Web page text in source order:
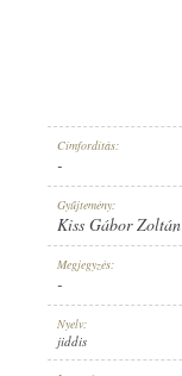
ELSŐ
LEMEZSZÁM:
Címfordítás:
-
Gyűjtemény:
Kiss Gábor Zoltán
Megjegyzés:
-
Nyelv:
jiddis